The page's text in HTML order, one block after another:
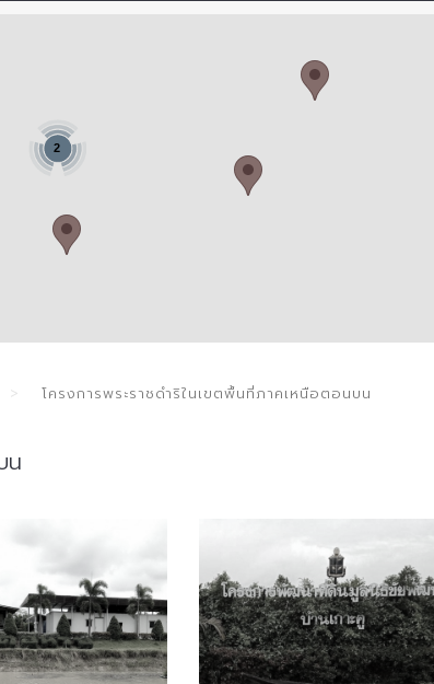
2
โครงการพระราชดำริในเขตพื้นที่ภาคเหนือตอนบน
น